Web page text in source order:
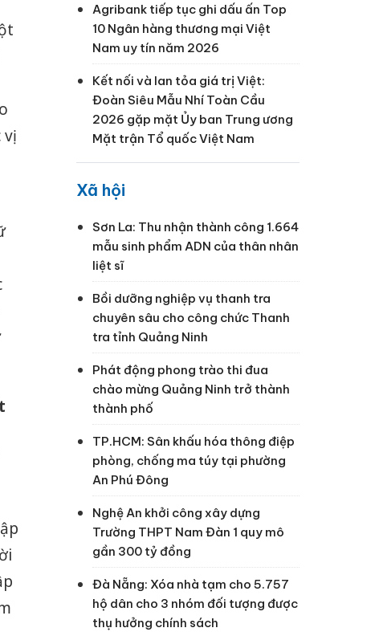
Agribank tiếp tục ghi dấu ấn Top
10 Ngân hàng thương mại Việt
Nam uy tín năm 2026
Kết nối và lan tỏa giá trị Việt:
Đoàn Siêu Mẫu Nhí Toàn Cầu
2026 gặp mặt Ủy ban Trung ương
Mặt trận Tổ quốc Việt Nam
Xã hội
Sơn La: Thu nhận thành công 1.664
mẫu sinh phẩm ADN của thân nhân
liệt sĩ
Bồi dưỡng nghiệp vụ thanh tra
chuyên sâu cho công chức Thanh
tra tỉnh Quảng Ninh
Phát động phong trào thi đua
chào mừng Quảng Ninh trở thành
thành phố
TP.HCM: Sân khấu hóa thông điệp
phòng, chống ma túy tại phường
An Phú Đông
Nghệ An khởi công xây dựng
Trường THPT Nam Đàn 1 quy mô
gần 300 tỷ đồng
Đà Nẵng: Xóa nhà tạm cho 5.757
hộ dân cho 3 nhóm đối tượng được
thụ hưởng chính sách